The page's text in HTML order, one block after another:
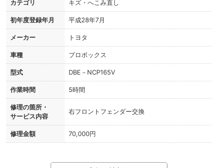
カテゴリ キズ・へこみ直し
初年度登録年月 平成28年7月
メーカー トヨタ
車種 プロボックス
型式 DBE－NCP165V
作業時間 5時間
修理の箇所・
サービス内容
右フロントフェンダー交換
修理金額 70,000円